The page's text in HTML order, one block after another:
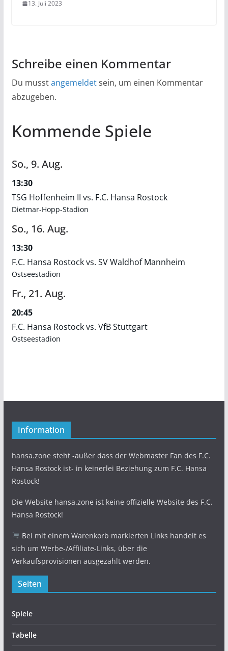
13. Juli 2023
Schreibe einen Kommentar
Du musstangemeldetsein, um einen Kommentar
abzugeben.
Kommende Spiele
So., 9. Aug.
13:30
TSG Hoffenheim II vs. F.C. Hansa Rostock
Dietmar-Hopp-Stadion
So., 16. Aug.
13:30
F.C. Hansa Rostock vs. SV Waldhof Mannheim
Ostseestadion
Fr., 21. Aug.
20:45
F.C. Hansa Rostock vs. VfB Stuttgart
Ostseestadion
Information
hansa.zone steht -außer dass der Webmaster Fan des F.C.
Hansa Rostock ist- in keinerlei Beziehung zum F.C. Hansa
Rostock!
Die Website hansa.zone ist keine offizielle Website des F.C.
Hansa Rostock!
Bei mit einem Warenkorb markierten Links handelt es
sich um Werbe-/Affiliate-Links, über die
Verkaufsprovisionen ausgezahlt werden.
Seiten
Spiele
Tabelle